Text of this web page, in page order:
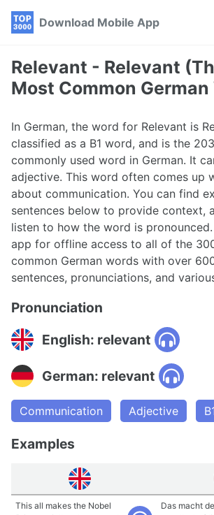
Skip
navigation
Skip
Skip
Download Mobile App
Relevant - Relevant
Most Common German
In German, the word for Relevant is
classified as a B1 word, and is the
commonly used word in German. It
adjective. This word often comes up
about communication. You can find
sentences below to provide context,
listen to how the word is
app for offline access to all of the
common German words with over
sentences, pronunciations, and
Pronunciation
English: relevant
German: relevant
Communication Adjective
Examples
This all makes the Nobel
Das macht